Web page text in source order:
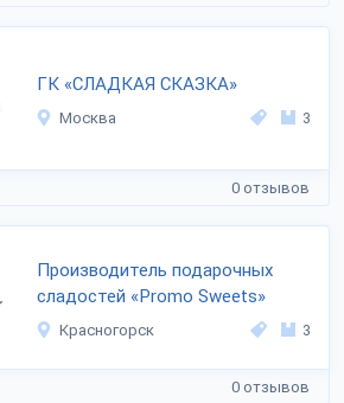
ГК «СЛАДКАЯ СКАЗКА»
Москва 3
0 отзывов
Производитель подарочных
сладостей «Promo Sweets»
Красногорск 3
0 отзывов